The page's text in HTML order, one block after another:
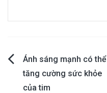
Post
navigation
Ánh sáng mạnh có thể
tăng cường sức khỏe
của tim